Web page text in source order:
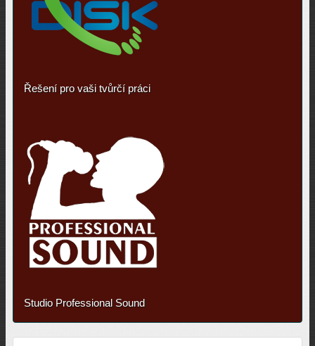
Řešení pro vaši tvůrčí práci
Studio Professional Sound